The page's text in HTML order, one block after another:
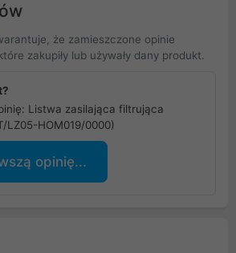
że zamieszczone opinie
zakupiły lub używały dany produkt.
Listwa zasilająca filtrująca
LZ05-HOM019/0000)
opinię...